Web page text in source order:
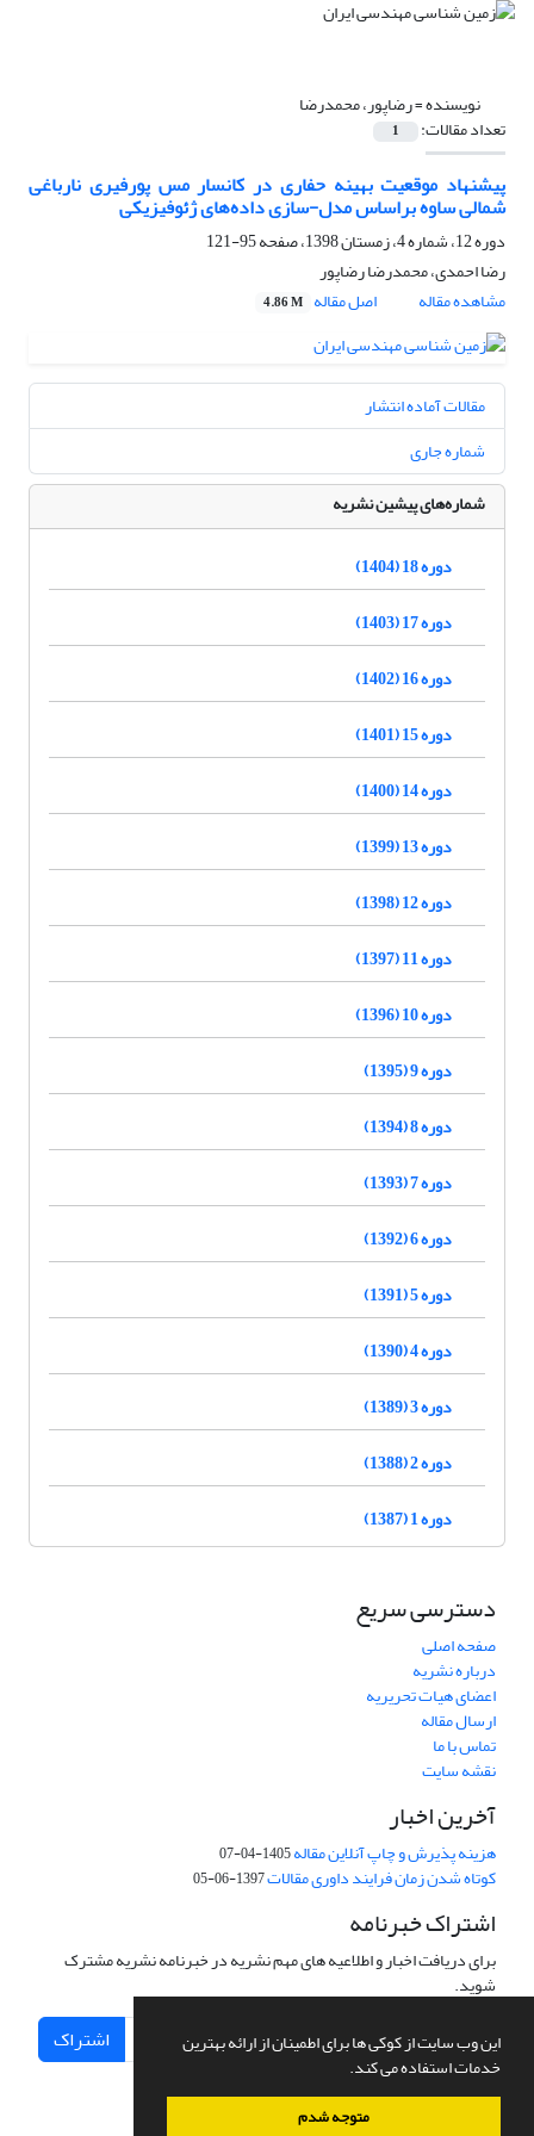
این وب سایت از کوکی ها برای اطمینان از ارائه بهترین
خدمات استفاده می کند.
متوجه شدم
نویسنده =رضاپور، محمدرضا
تعداد مقالات: 1
پیشنهاد موقعیت بهینه حفاری در کانسار مس پورفیری نارباغی
شمالی ساوه براساس مدل-‏سازی داده‌های ژئوفیزیکی ‏
دوره 12، شماره 4، زمستان 1398، صفحه
95-121
رضا احمدی، محمدرضا رضاپور
مشاهده مقاله
اصل مقاله 4.86 M
مقالات آماده انتشار
شماره جاری
شماره‌های پیشین نشریه
دوره 18 (1404)
دوره 17 (1403)
دوره 16 (1402)
دوره 15 (1401)
دوره 14 (1400)
دوره 13 (1399)
دوره 12 (1398)
دوره 11 (1397)
دوره 10 (1396)
دوره 9 (1395)
دوره 8 (1394)
دوره 7 (1393)
دوره 6 (1392)
دوره 5 (1391)
دوره 4 (1390)
دوره 3 (1389)
دوره 2 (1388)
دوره 1 (1387)
دسترسی سریع
صفحه اصلی
درباره نشریه
اعضای هیات تحریریه
ارسال مقاله
تماس با ما
نقشه سایت
آخرین اخبار
هزینه پذیرش و چاپ آنلاین مقاله1405-04-07
کوتاه شدن زمان فرایند داوری مقالات1397-06-05
اشتراک خبرنامه
برای دریافت اخبار و اطلاعیه های مهم نشریه در خبرنامه نشریه مشترک
شوید.
اشتراک